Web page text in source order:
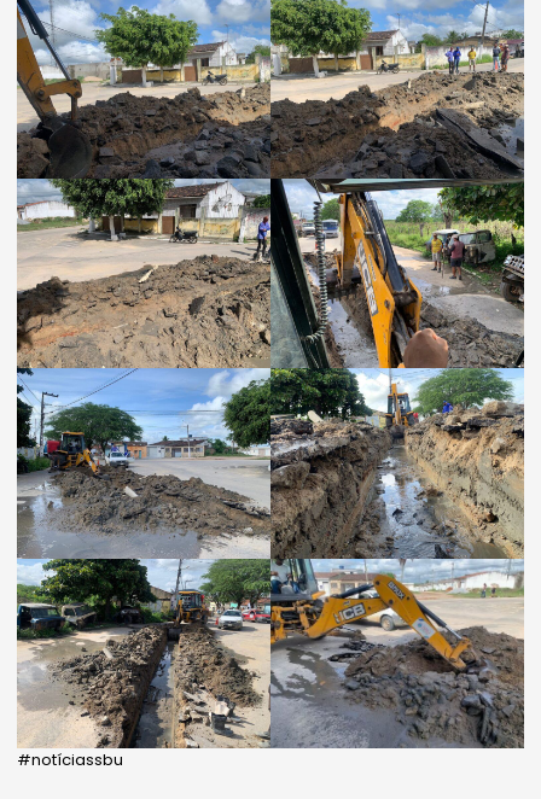
#notíciassbu